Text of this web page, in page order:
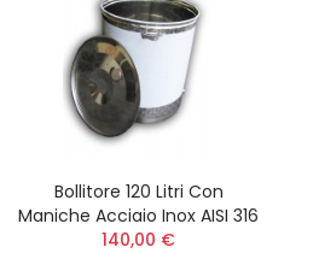
Bollitore 120 Litri Con
Maniche Acciaio Inox AISI 316
140,00 €